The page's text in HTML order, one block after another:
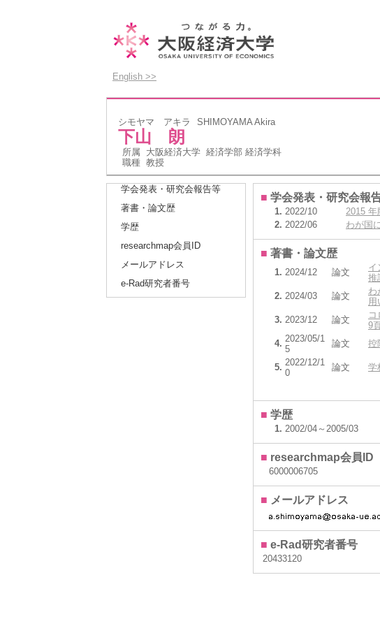
English >>
シモヤマ アキラ
SHIMOYAMA Akira
下山 朗
所属 大阪経済大学 経済学部 経済学科
職種 教授
学会発表・研究会報告等
著書・論文歴
学歴
researchmap会員ID
メールアドレス
e-Rad研究者番号
■ 学会発表・研究会報
1. 2022/10
2015 年
2. 2022/06 わが国
■ 著書・論文歴
1. 2024/12 論文
イ
推
2. 2024/03 論文
わ
用
3. 2023/12 論文
9
4. 2023/05/1
5
論文 控
5. 2022/12/1
0
論文
学
■ 学歴
1. 2002/04～2005/03
■ researchmap会員ID
6000006705
■ メールアドレス
■ e-Rad研究者番号
20433120